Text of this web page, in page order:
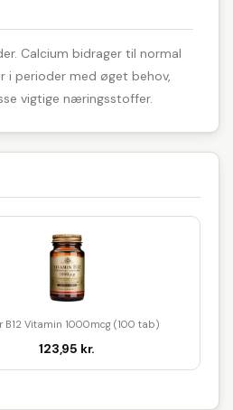
Calcium bidrager til normal
i perioder med øget behov,
vigtige næringsstoffer.
B12 Vitamin 1000mcg (100 tab)
123,95 kr.